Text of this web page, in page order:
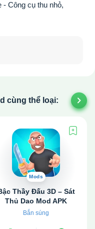
- Công cụ thu nhỏ,
cùng thể loại:
Mods
Thầy Đấu 3D – Sát
Thủ Dao Mod APK
(Vô hạn tiền, Mua
Bắn súng